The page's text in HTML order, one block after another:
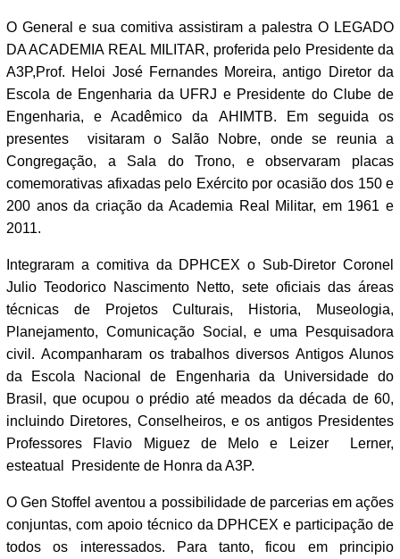
O General e sua comitiva assistiram a palestra O LEGADO
DA ACADEMIA REAL MILITAR, proferida pelo Presidente da
A3P,Prof. Heloi José Fernandes Moreira, antigo Diretor da
Escola de Engenharia da UFRJ e Presidente do Clube de
Engenharia, e Acadêmico da AHIMTB. Em seguida os
presentes visitaram o Salão Nobre, onde se reunia a
Congregação, a Sala do Trono, e observaram placas
comemorativas afixadas pelo Exército por ocasião dos 150 e
200 anos da criação da Academia Real Militar, em 1961 e
2011.
Integraram a comitiva da DPHCEX o Sub-Diretor Coronel
Julio Teodorico Nascimento Netto, sete oficiais das áreas
técnicas de Projetos Culturais, Historia, Museologia,
Planejamento, Comunicação Social, e uma Pesquisadora
civil. Acompanharam os trabalhos diversos Antigos Alunos
da Escola Nacional de Engenharia da Universidade do
Brasil, que ocupou o prédio até meados da década de 60,
incluindo Diretores, Conselheiros, e os antigos Presidentes
Professores Flavio Miguez de Melo e Leizer Lerner,
esteatual Presidente de Honra da A3P.
O Gen Stoffel aventou a possibilidade de parcerias em ações
conjuntas, com apoio técnico da DPHCEX e participação de
todos os interessados. Para tanto, ficou em principio